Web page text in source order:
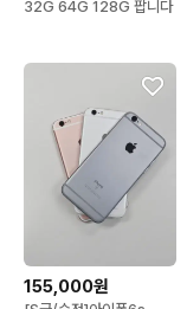
32G 64G 128G 팝니다
155,000원